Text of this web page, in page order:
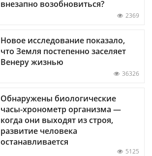
внезапно возобновиться?
2369
Новое исследование показало,
что Земля постепенно заселяет
Венеру жизнью
36326
Обнаружены биологические
часы-хронометр организма —
когда они выходят из строя,
развитие человека
останавливается
5125